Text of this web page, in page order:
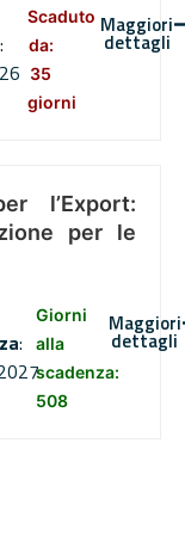
:
Scaduto
da:
35
giorni
Maggiori
dettagli
l’Export:
per le
:
Giorni
alla
scadenza:
508
Maggiori
dettagli